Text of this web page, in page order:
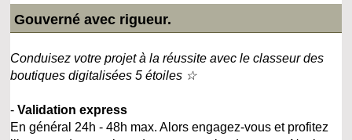
Gouverné avec rigueur.
Conduisez votre projet à la réussite avec le classeur des
boutiques digitalisées 5 étoiles ☆
-Validation express
En général 24h - 48h max. Alors engagez-vous et profitez